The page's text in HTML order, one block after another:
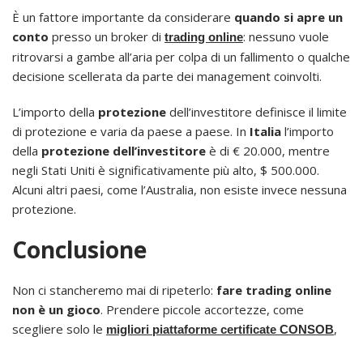
È un fattore importante da considerare quando si apre un
conto presso un broker di trading online: nessuno vuole
ritrovarsi a gambe all’aria per colpa di un fallimento o qualche
decisione scellerata da parte dei management coinvolti.
L’importo della protezione dell’investitore definisce il limite
di protezione e varia da paese a paese. In Italia l’importo
della protezione dell’investitore è di € 20.000, mentre
negli Stati Uniti è significativamente più alto, $ 500.000.
Alcuni altri paesi, come l’Australia, non esiste invece nessuna
protezione.
Conclusione
Non ci stancheremo mai di ripeterlo: fare trading online
non è un gioco. Prendere piccole accortezze, come
scegliere solo le migliori piattaforme certificate CONSOB,